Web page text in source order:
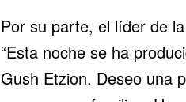
Por su parte, el líder de
“Esta noche se ha
Gush Etzion. Deseo una